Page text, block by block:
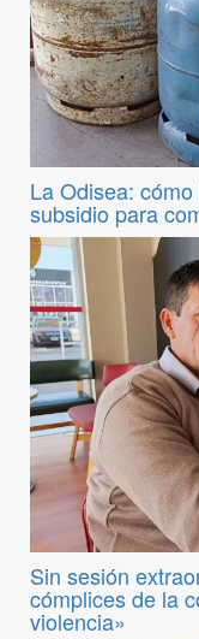
La Odisea:
subsidio para
Sin sesión
cómplices de la
violencia»